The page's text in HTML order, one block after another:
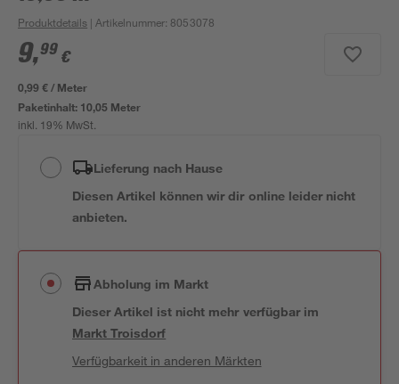
Produktdetails | Artikelnummer: 8053078
9,99 €
0,99 € / Meter
Paketinhalt: 10,05 Meter
inkl. 19% MwSt.
Lieferung nach Hause
Diesen Artikel können wir dir online leider nicht
anbieten.
Abholung im Markt
Dieser Artikel ist nicht mehr verfügbar im
MarktTroisdorf
Verfügbarkeit in anderen Märkten